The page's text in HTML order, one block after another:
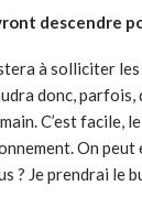
descendre
à solliciter
donc, parfois,
main. C’est
On
? Je prendrai le